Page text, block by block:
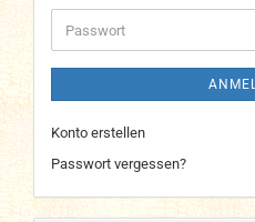
Adresse
Passwort
Konto erstellen
Passwort vergessen?